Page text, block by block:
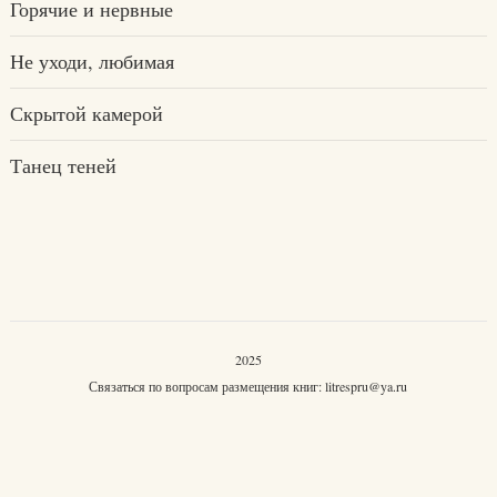
Горячие и нервные
Не уходи, любимая
Скрытой камерой
Танец теней
2025
Связаться по вопросам размещения книг:litrespru@ya.ru